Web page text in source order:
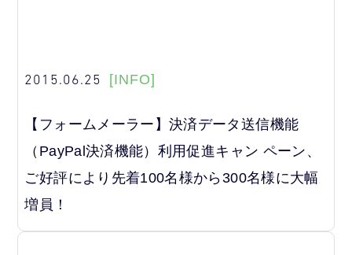
2015.06.25 [INFO]
【フォームメーラー】決済データ送信機能
（PayPal決済機能）利用促進キャン ペーン、
ご好評により先着100名様から300名様に大幅
増員！